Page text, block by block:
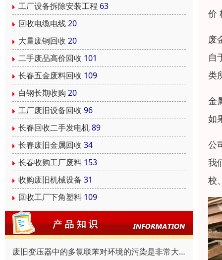
工厂设备拆除安装工程 63
回收电缆电线20
大量废铜回收 20
二手废品高价回收 101
长春五金废料回收 109
白钢长期收购 20
工厂废旧设备回收 96
长春回收二手发电机89
长春废旧金属回收 34
长春收购工厂废料 153
收购废旧机械设备 31
回收工厂下角塑料 109
废旧变压器中的多氯联苯对环境的污染是非常大的
价
废
自
类
金
如
公
我
校